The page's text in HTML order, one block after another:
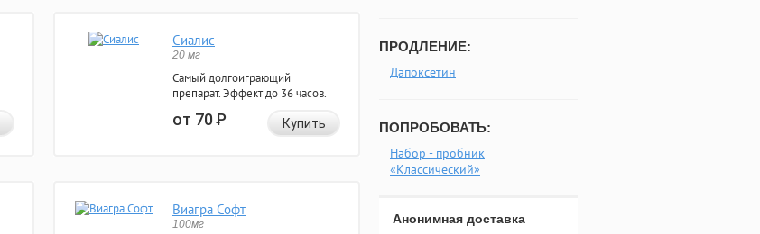
Сиалис
20 мг
Самый долгоиграющий
препарат. Эффект до 36 часов.
от 70Р Купить
Виагра Софт
100мг
ПРОДЛЕНИЕ:
Дапоксетин
ПОПРОБОВАТЬ:
Набор - пробник
«Классический»
Анонимная доставка